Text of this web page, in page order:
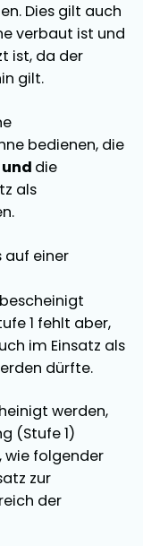
Dies gilt auch
verbaut ist und
ist, da der
gilt.
bedienen, die
und die
als
auf einer
1 fehlt aber,
im Einsatz als
dürfte.
werden,
(Stufe 1)
wie folgender
zur
der